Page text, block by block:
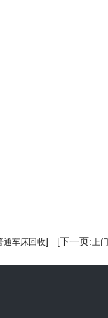
通车床回收] [下一页:上